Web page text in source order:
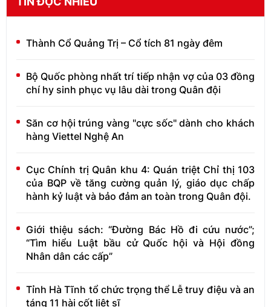
Thành Cổ Quảng Trị – Cổ tích 81 ngày đêm
Bộ Quốc phòng nhất trí tiếp nhận vợ của 03 đồng
chí hy sinh phục vụ lâu dài trong Quân đội
Săn cơ hội trúng vàng "cực sốc" dành cho khách
hàng Viettel Nghệ An
Cục Chính trị Quân khu 4: Quán triệt Chỉ thị 103
của BQP về tăng cường quản lý, giáo dục chấp
hành kỷ luật và bảo đảm an toàn trong Quân đội.
Giới thiệu sách: “Đường Bác Hồ đi cứu nước”;
“Tìm hiểu Luật bầu cử Quốc hội và Hội đồng
Nhân dân các cấp”
Tỉnh Hà Tĩnh tổ chức trọng thể Lễ truy điệu và an
táng 11 hài cốt liệt sĩ